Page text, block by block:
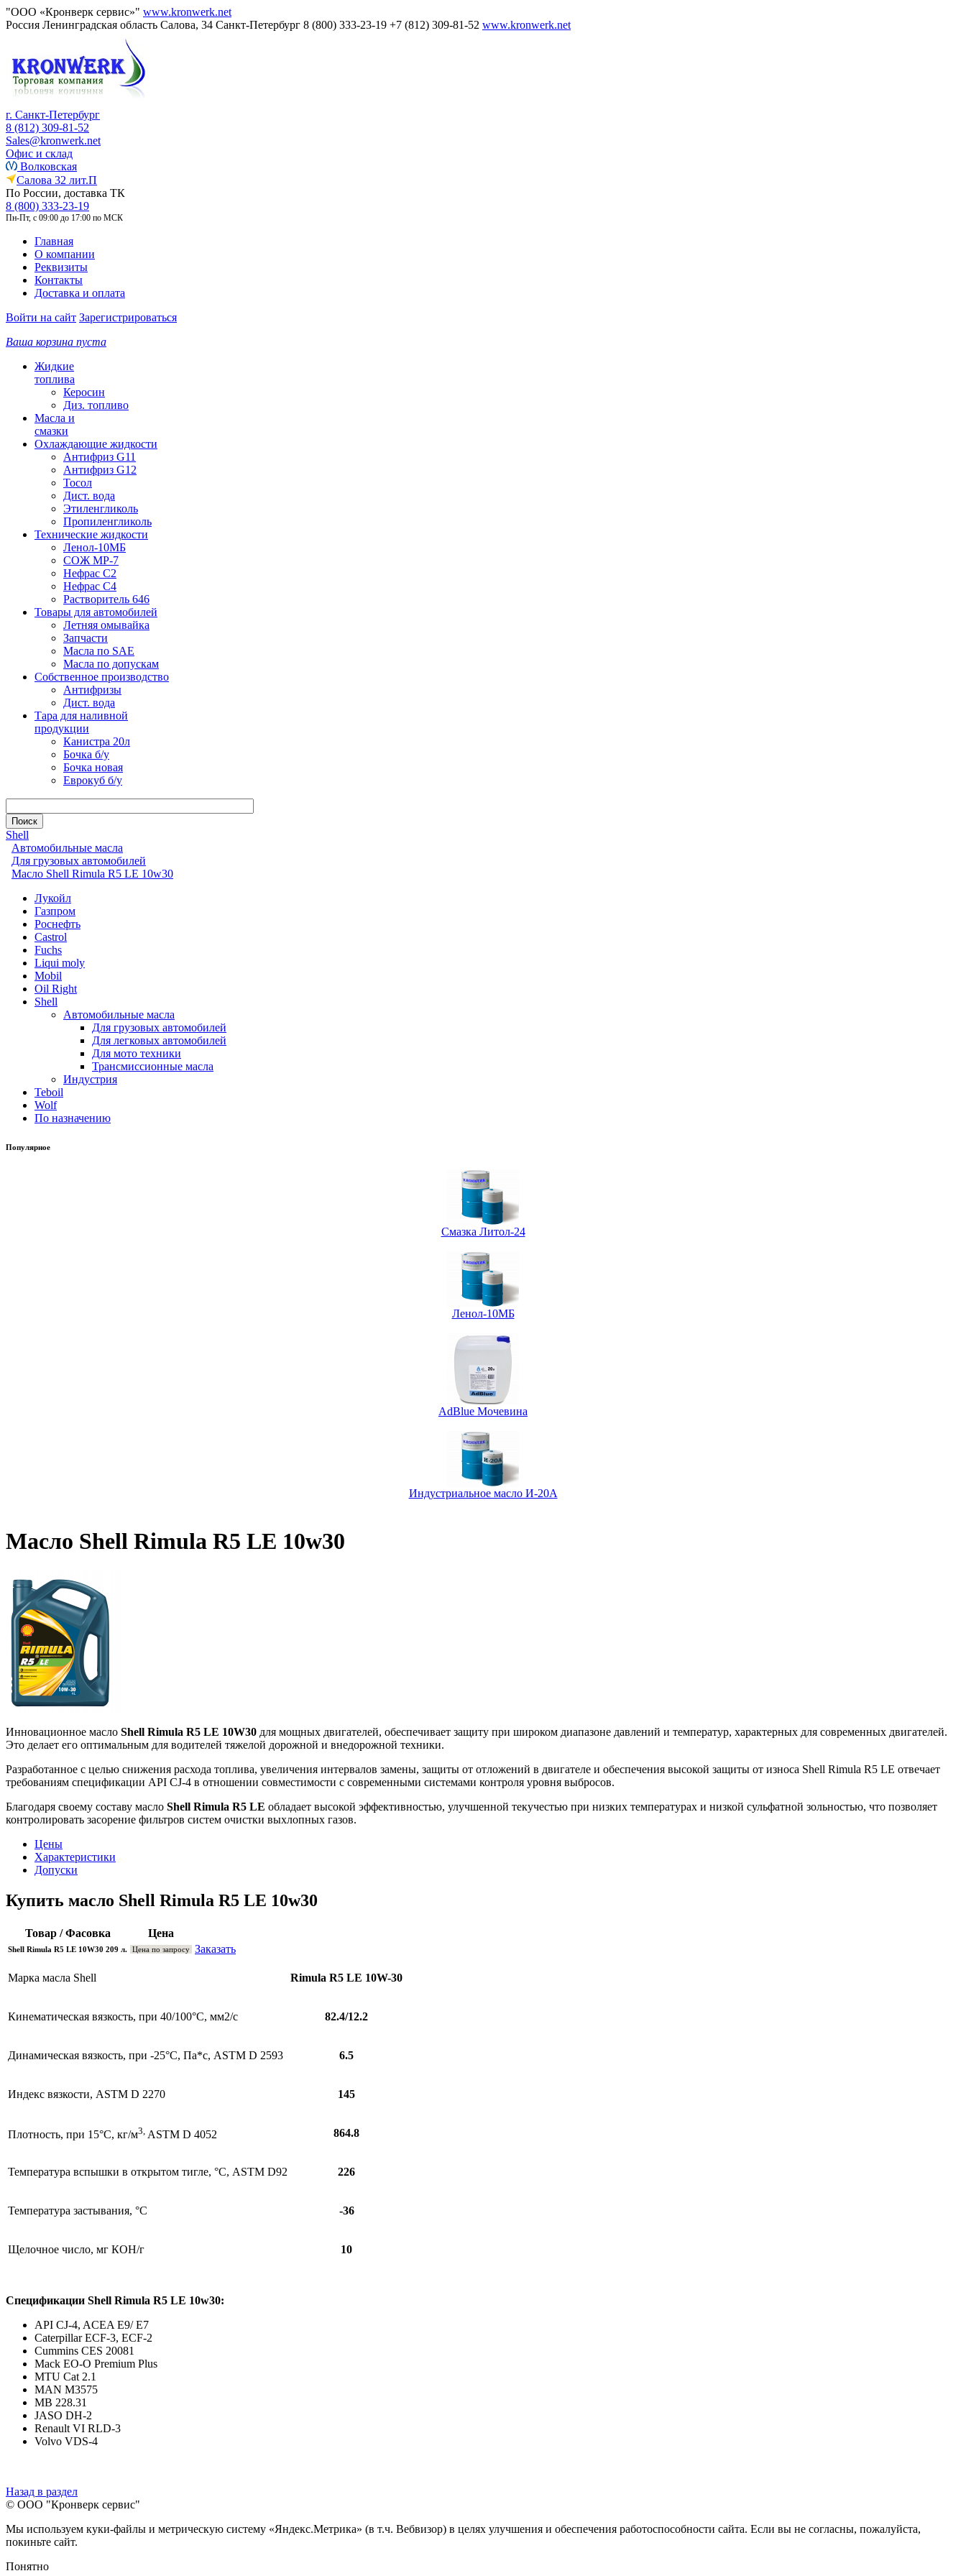
"ООО «Кронверк сервис»" www.kronwerk.net
Россия Ленинградская область Салова, 34 Санкт-Петербург 8 (800) 333-23-19 +7 (812) 309-81-52 www.kronwerk.net
г. Санкт-Петербург
8 (812) 309-81-52
Sales@kronwerk.net
Офис и склад
Волковская
Салова 32 лит.П
По России, доставка ТК
8 (800) 333-23-19
Пн-Пт, с 09:00 до 17:00 по МСК
Главная
О компании
Реквизиты
Контакты
Доставка и оплата
Войти на сайт Зарегистрироваться
Ваша корзина пуста
Жидкие
топлива
Керосин
Диз. топливо
Масла и
смазки
Охлаждающие жидкости
Антифриз G11
Антифриз G12
Тосол
Дист. вода
Этиленгликоль
Пропиленгликоль
Технические жидкости
Ленол-10МБ
СОЖ МР-7
Нефрас С2
Нефрас С4
Растворитель 646
Товары для автомобилей
Летняя омывайка
Запчасти
Масла по SAE
Масла по допускам
Собственное производство
Антифризы
Дист. вода
Тара для наливной
продукции
Канистра 20л
Бочка б/у
Бочка новая
Еврокуб б/у
Shell
Автомобильные масла
Для грузовых автомобилей
Масло Shell Rimula R5 LE 10w30
Лукойл
Газпром
Роснефть
Castrol
Fuchs
Liqui moly
Mobil
Oil Right
Shell
Автомобильные масла
Для грузовых автомобилей
Для легковых автомобилей
Для мото техники
Трансмиссионные масла
Индустрия
Teboil
Wolf
По назначению
Популярное
Смазка Литол-24
Ленол-10МБ
AdBlue Мочевина
Индустриальное масло И-20А
Масло Shell Rimula R5 LE 10w30
Инновационное масло Shell Rimula R5 LE 10W30 для мощных двигателей, обеспечивает защиту при широком диапазоне давлений и температур, характерных для современных двигателей.
Это делает его оптимальным для водителей тяжелой дорожной и внедорожной техники.
Разработанное с целью снижения расхода топлива, увеличения интервалов замены, защиты от отложений в двигателе и обеспечения высокой защиты от износа Shell Rimula R5 LE отвечает
требованиям спецификации API CJ-4 в отношении совместимости с современными системами контроля уровня выбросов.
Благодаря своему составу масло Shell Rimula R5 LE обладает высокой эффективностью, улучшенной текучестью при низких температурах и низкой сульфатной зольностью, что позволяет
контролировать засорение фильтров систем очистки выхлопных газов.
Цены
Характеристики
Допуски
Купить масло Shell Rimula R5 LE 10w30
Товар / Фасовка Цена
Shell Rimula R5 LE 10W30 209 л. Цена по запросу Заказать
Марка масла Shell Rimula R5 LE 10W-30
Кинематическая вязкость, при 40/100°С, мм2/с 82.4/12.2
Динамическая вязкость, при -25°С, Па*с, ASTM D 2593 6.5
Индекс вязкости, ASTM D 2270 145
Плотность, при 15°С, кг/м3, ASTM D 4052 864.8
Температура вспышки в открытом тигле, °С, ASTM D92 226
Температура застывания, °С -36
Щелочное число, мг КОН/г 10
Спецификации Shell Rimula R5 LE 10w30:
API CJ-4, ACEA E9/ E7
Caterpillar ECF-3, ECF-2
Cummins CES 20081
Mack EO-O Premium Plus
MTU Cat 2.1
MAN M3575
MB 228.31
JASO DH-2
Renault VI RLD-3
Volvo VDS-4
Назад в раздел
© ООО "Кронверк сервис"
Мы используем куки-файлы и метрическую систему «Яндекс.Метрика» (в т.ч. Вебвизор) в целях улучшения и обеспечения работоспособности сайта. Если вы не согласны, пожалуйста,
покиньте сайт.
Понятно